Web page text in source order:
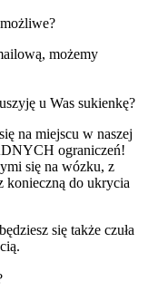
możemy
u Was sukienkę?
na miejscu w naszej
ograniczeń!
się na wózku, z
konieczną do ukrycia
się także czuła